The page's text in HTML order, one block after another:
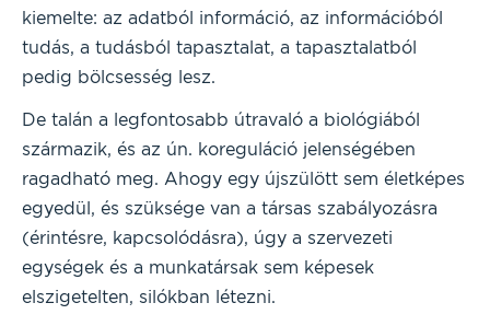
kiemelte: az adatból információ, az információból
tudás, a tudásból tapasztalat, a tapasztalatból
pedig bölcsesség lesz.
De talán a legfontosabb útravaló a biológiából
származik, és az ún. koreguláció jelenségében
ragadható meg. Ahogy egy újszülött sem életképes
egyedül, és szüksége van a társas szabályozásra
(érintésre, kapcsolódásra), úgy a szervezeti
egységek és a munkatársak sem képesek
elszigetelten, silókban létezni.